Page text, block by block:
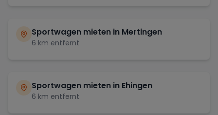
Sportwagen mieten in Mertingen
6 km entfernt
Sportwagen mieten in Ehingen
6 km entfernt